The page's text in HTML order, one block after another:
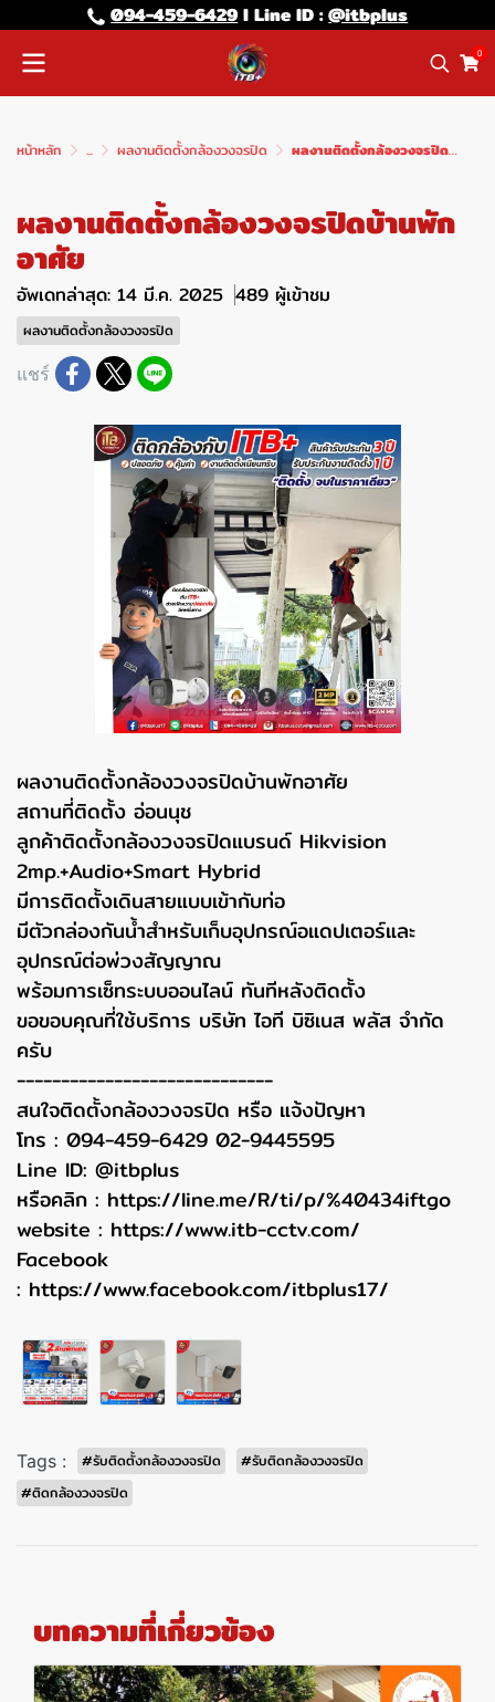
094-459-6429l Line lD :@itbplus
0
หน้าหลัก ... ผลงานติดตั้งกล้องวงจรปิด ผลงานติดตั้งกล้องวงจรปิดบ้านพักอาศัย
ผลงานติดตั้งกล้องวงจรปิดบ้านพัก
อาศัย
อัพเดทล่าสุด: 14 มี.ค. 2025 489 ผู้เข้าชม
ผลงานติดตั้งกล้องวงจรปิด
แชร์
ผลงานติดตั้งกล้องวงจรปิดบ้านพักอาศัย
สถานที่ติดตั้ง อ่อนนุช
ลูกค้าติดตั้งกล้องวงจรปิดแบรนด์ Hikvision
2mp.+Audio+Smart Hybrid
มีการติดตั้งเดินสายแบบเข้ากับท่อ
มีตัวกล่องกันน้ำสำหรับเก็บอุปกรณ์อแดปเตอร์และ
อุปกรณ์ต่อพ่วงสัญญาณ
พร้อมการเซ็ทระบบออนไลน์ ทันทีหลังติดตั้ง
ขอขอบคุณที่ใช้บริการ บริษัท ไอที บิซิเนส พลัส จำกัด
ครับ
-----------------------------
สนใจติดตั้งกล้องวงจรปิด หรือ แจ้งปัญหา
โทร : 094-459-6429 02-9445595
Line ID: @itbplus
หรือคลิก : https://line.me/R/ti/p/%40434iftgo
website : https://www.itb-cctv.com/
Facebook
: https://www.facebook.com/itbplus17/
Tags : #รับติดตั้งกล้องวงจรปิด
#รับติดกล้องวงจรปิด
#ติดกล้องวงจรปิด
บทความที่เกี่ยวข้อง